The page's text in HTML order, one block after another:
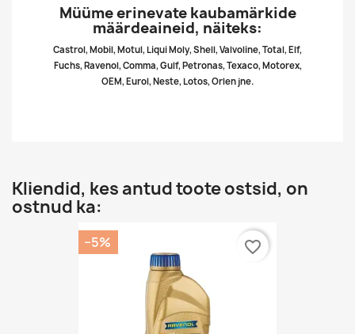
Müüme erinevate kaubamärkide
määrdeaineid, näiteks:
Castrol, Mobil, Motul, Liqui Moly, Shell, Valvoline, Total, Elf,
Fuchs, Ravenol, Comma, Gulf, Petronas, Texaco, Motorex,
OEM, Eurol, Neste, Lotos, Orlen jne.
Kliendid, kes antud toote ostsid, on
ostnud ka:
−5% favorite_border